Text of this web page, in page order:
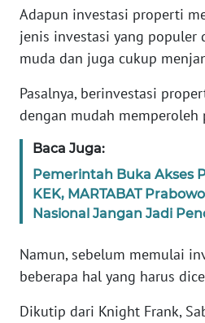
Adapun investasi properti
jenis investasi yang populer
muda dan juga cukup
Pasalnya, berinvestasi
dengan mudah memperoleh
Baca Juga:
Pemerintah Buka Akses
KEK, MARTABAT
Nasional Jangan Jadi
Namun, sebelum memulai
beberapa hal yang harus
Dikutip dari Knight Frank,
WN
JAKARTA
WN
JABAR
BANTEN
WN
WN